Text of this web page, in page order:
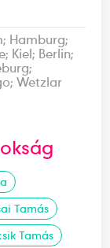
Hamburg;
Kiel; Berlin;
Wetzlar
Tamás
Tamás